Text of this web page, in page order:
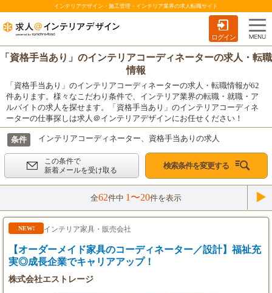
インテリアデザイン・施工管理・インテリア業界の求人転職サイト
ログイン
「資格手当あり」のインテリアコーディネーターの求人・転職
情報
「資格手当あり」のインテリアコーディネーターの求人・転職情報が62
件あります。様々なこだわり条件で、インテリア業界の転職・就職・ア
ルバイトの求人を探せます。「資格手当あり」のインテリアコーディネ
ーターの仕事探しは求人＠インテリアデザインにお任せください！
条件 インテリアコーディネーター、資格手当ありの求人
この条件で
新着メールを受け取る
検索条件を変更する
全62件中 1〜20件を表示
NEW! インテリア家具・販売会社
【オーダーメイド家具のコーディネーター／設計】福祉充
実◎成長企業でキャリアアップ！
株式会社エストレージ